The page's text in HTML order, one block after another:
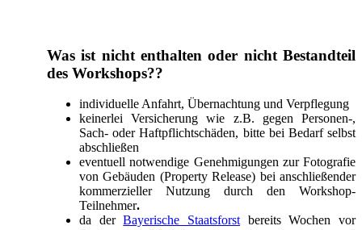
Was ist nicht enthalten oder nicht Bestandteil
des Workshops??
individuelle Anfahrt, Übernachtung und Verpflegung
keinerlei Versicherung wie z.B. gegen Personen-,
Sach- oder Haftpflichtschäden, bitte bei Bedarf selbst
abschließen
eventuell notwendige Genehmigungen zur Fotografie
von Gebäuden (Property Release) bei anschließender
kommerzieller Nutzung durch den Workshop-
Teilnehmer.
da derBayerische Staatsforst bereits Wochen vor